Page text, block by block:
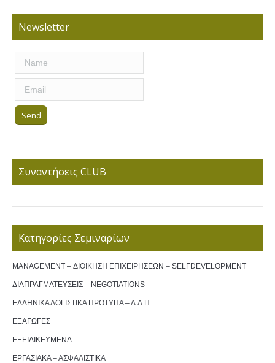
Newsletter
Συναντήσεις CLUB
Κατηγορίες Σεμιναρίων
MANAGEMENT – ΔΙΟΙΚΗΣΗ ΕΠΙΧΕΙΡΗΣΕΩΝ – SELFDEVELOPMENT
ΔΙΑΠΡΑΓΜΑΤΕΥΣΕΙΣ – NEGOTIATIONS
ΕΛΛΗΝΙΚΑ ΛΟΓΙΣΤΙΚΑ ΠΡΟΤΥΠΑ – Δ.Λ.Π.
ΕΞΑΓΩΓΕΣ
ΕΞΕΙΔΙΚΕΥΜΕΝΑ
ΕΡΓΑΣΙΑΚΑ – ΑΣΦΑΛΙΣΤΙΚΑ